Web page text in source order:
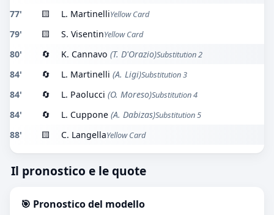
77' 🟨 L. MartinelliYellow Card
79' 🟨 S. VisentinYellow Card
80' 🔄 K. Cannavo (T. D'Orazio)Substitution 2
84' 🔄 L. Martinelli (A. Ligi)Substitution 3
84' 🔄 L. Paolucci (O. Moreso)Substitution 4
84' 🔄 L. Cuppone (A. Dabizas)Substitution 5
88' 🟨 C. LangellaYellow Card
Il pronostico e le quote
🎯 Pronostico del modello